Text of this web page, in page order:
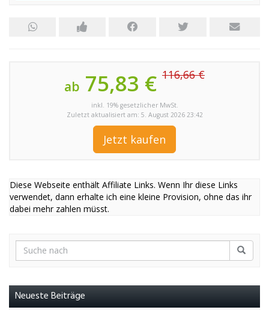
ab 75,83 € 116,66 €
inkl. 19% gesetzlicher MwSt.
Zuletzt aktualisiert am: 5. August 2026 23:42
Jetzt kaufen
Diese Webseite enthält Affiliate Links. Wenn Ihr diese Links
verwendet, dann erhalte ich eine kleine Provision, ohne das ihr
dabei mehr zahlen müsst.
Neueste Beiträge